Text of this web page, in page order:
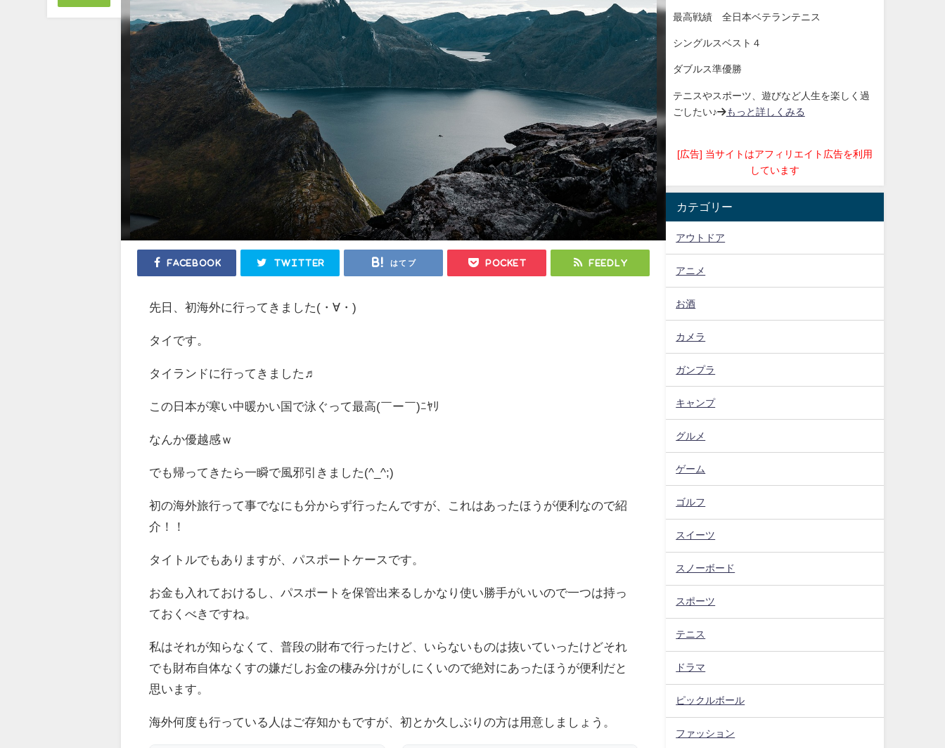
Facebook Twitter はてブ Pocket Feedly
先日、初海外に行ってきました(・∀・)
タイです。
タイランドに行ってきました♬
この日本が寒い中暖かい国で泳ぐって最高(￣ー￣)ﾆﾔﾘ
なんか優越感ｗ
でも帰ってきたら一瞬で風邪引きました(^_^;)
初の海外旅行って事でなにも分からず行ったんですが、これはあったほうが便利なので紹
介！！
タイトルでもありますが、パスポートケースです。
お金も入れておけるし、パスポートを保管出来るしかなり使い勝手がいいので一つは持っ
ておくべきですね。
私はそれが知らなくて、普段の財布で行ったけど、いらないものは抜いていったけどそれ
でも財布自体なくすの嫌だしお金の棲み分けがしにくいので絶対にあったほうが便利だと
思います。
海外何度も行っている人はご存知かもですが、初とか久しぶりの方は用意しましょう。
最高戦績 全日本ベテランテニス
シングルスベスト４
ダブルス準優勝
テニスやスポーツ、遊びなど人生を楽しく過
ごしたい♪→もっと詳しくみる
[広告] 当サイトはアフィリエイト広告を利用
しています
カテゴリー
アウトドア
アニメ
お酒
カメラ
ガンプラ
キャンプ
グルメ
ゲーム
ゴルフ
スイーツ
スノーボード
スポーツ
テニス
ドラマ
ピックルボール
ファッション